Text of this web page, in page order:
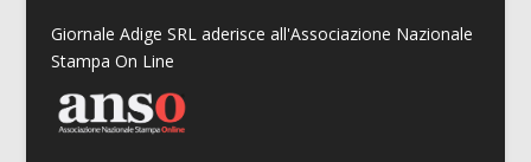
Giornale Adige SRL aderisce all'Associazione Nazionale
Stampa On Line